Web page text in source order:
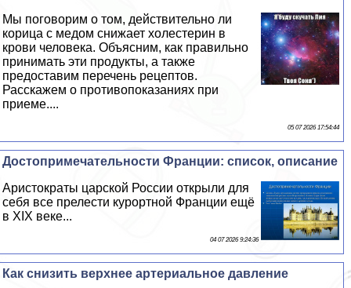
Мы поговорим о том, действительно ли
корица с медом снижает холестерин в
крови человека. Объясним, как правильно
принимать эти продукты, а также
предоставим перечень рецептов.
Расскажем о противопоказаниях при
приеме....
05 07 2026 17:54:44
Достопримечательности Франции: список, описание
Аристократы царской России открыли для
себя все прелести курортной Франции ещё
в XIX веке...
04 07 2026 9:24:36
Как снизить верхнее артериальное давление